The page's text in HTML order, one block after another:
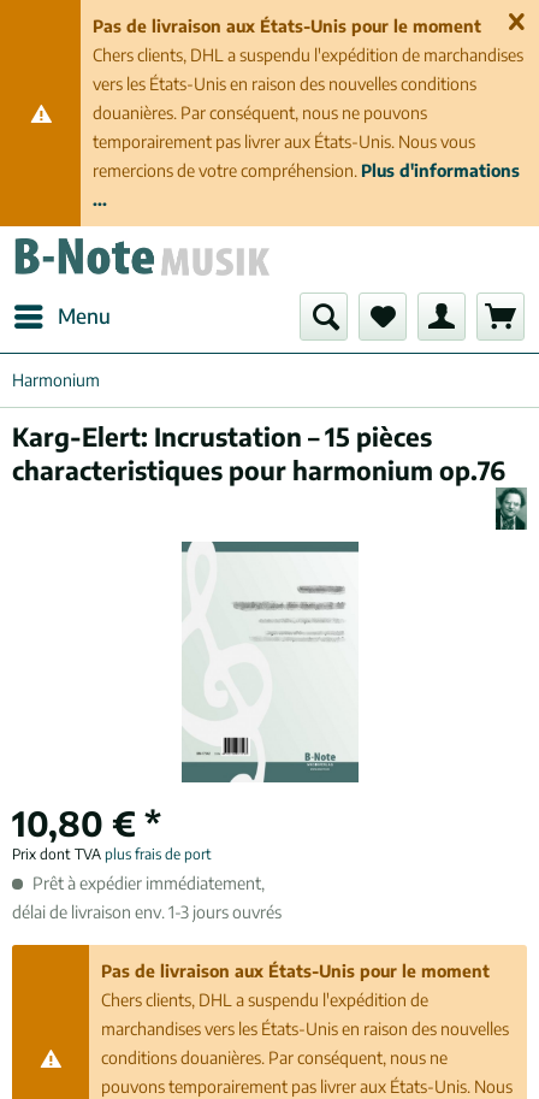
Pas de livraison aux États-Unis pour le moment
Chers clients, DHL a suspendu l'expédition de marchandises
vers les États-Unis en raison des nouvelles conditions
douanières. Par conséquent, nous ne pouvons
temporairement pas livrer aux États-Unis. Nous vous
remercions de votre compréhension. Plus d'informations
...
Menu
Harmonium
Karg-Elert: Incrustation – 15 pièces
characteristiques pour harmonium op.76
10,80 € *
Prix dont TVA plus frais de port
Prêt à expédier immédiatement,
délai de livraison env. 1-3 jours ouvrés
Pas de livraison aux États-Unis pour le moment
Chers clients, DHL a suspendu l'expédition de
marchandises vers les États-Unis en raison des nouvelles
conditions douanières. Par conséquent, nous ne
pouvons temporairement pas livrer aux États-Unis. Nous